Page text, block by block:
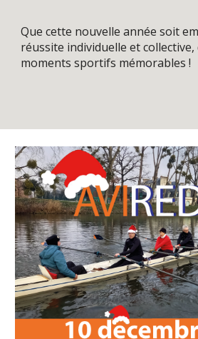
Que cette nouvelle année soit
réussite individuelle et
moments sportifs mémorables !